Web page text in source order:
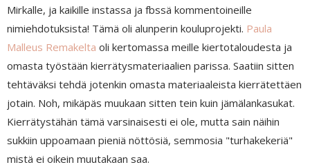
Mirkalle, ja kaikille instassa ja fbssä kommentoineille
nimiehdotuksista! Tämä oli alunperin kouluprojekti. Paula
Malleus Remakelta oli kertomassa meille kiertotaloudesta ja
omasta työstään kierrätysmateriaalien parissa. Saatiin sitten
tehtäväksi tehdä jotenkin omasta materiaaleista kierrätettäen
jotain. Noh, mikäpäs muukaan sitten tein kuin jämälankasukat.
Kierrätystähän tämä varsinaisesti ei ole, mutta sain näihin
sukkiin uppoamaan pieniä nöttösiä, semmosia "turhakekeriä"
mistä ei oikein muutakaan saa.